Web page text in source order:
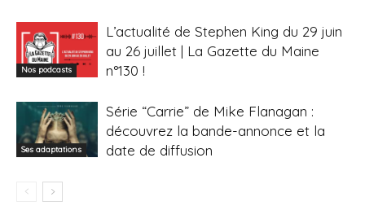
Nos podcasts
L’actualité de Stephen King du 29 juin
au 26 juillet | La Gazette du Maine
n°130 !
Ses adaptations
Série “Carrie” de Mike Flanagan :
découvrez la bande-annonce et la
date de diffusion